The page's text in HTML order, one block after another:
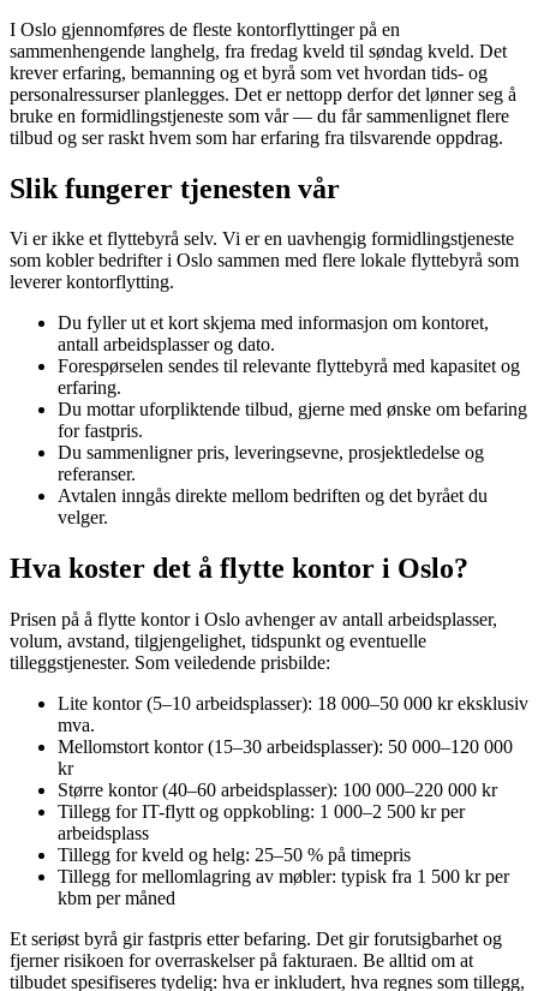
I Oslo gjennomføres de fleste kontorflyttinger på en
sammenhengende langhelg, fra fredag kveld til søndag kveld. Det
krever erfaring, bemanning og et byrå som vet hvordan tids- og
personalressurser planlegges. Det er nettopp derfor det lønner seg å
bruke en formidlingstjeneste som vår — du får sammenlignet flere
tilbud og ser raskt hvem som har erfaring fra tilsvarende oppdrag.
Slik fungerer tjenesten vår
Vi er ikke et flyttebyrå selv. Vi er en uavhengig formidlingstjeneste
som kobler bedrifter i Oslo sammen med flere lokale flyttebyrå som
leverer kontorflytting.
Du fyller ut et kort skjema med informasjon om kontoret,
antall arbeidsplasser og dato.
Forespørselen sendes til relevante flyttebyrå med kapasitet og
erfaring.
Du mottar uforpliktende tilbud, gjerne med ønske om befaring
for fastpris.
Du sammenligner pris, leveringsevne, prosjektledelse og
referanser.
Avtalen inngås direkte mellom bedriften og det byrået du
velger.
Hva koster det å flytte kontor i Oslo?
Prisen på å flytte kontor i Oslo avhenger av antall arbeidsplasser,
volum, avstand, tilgjengelighet, tidspunkt og eventuelle
tilleggstjenester. Som veiledende prisbilde:
Lite kontor (5–10 arbeidsplasser): 18 000–50 000 kr eksklusiv
mva.
Mellomstort kontor (15–30 arbeidsplasser): 50 000–120 000
kr
Større kontor (40–60 arbeidsplasser): 100 000–220 000 kr
Tillegg for IT-flytt og oppkobling: 1 000–2 500 kr per
arbeidsplass
Tillegg for kveld og helg: 25–50 % på timepris
Tillegg for mellomlagring av møbler: typisk fra 1 500 kr per
kbm per måned
Et seriøst byrå gir fastpris etter befaring. Det gir forutsigbarhet og
fjerner risikoen for overraskelser på fakturaen. Be alltid om at
tilbudet spesifiseres tydelig: hva er inkludert, hva regnes som tillegg,